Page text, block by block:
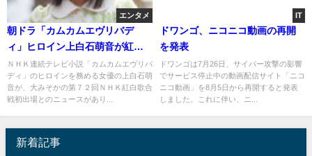
エンタメ
朝ドラ「カムカムエヴリバデ
ィ」ヒロイン上白石萌音が紅白
初切符www
ＮＨＫ連続テレビ小説「カムカムエヴリバ
ディ」のヒロインを務める女優の上白石萌
音が、大みそかの第７２回ＮＨＫ紅白歌合
戦初出場とのニュースがあり...
IT
ドワンゴ、ニコニコ動画の再開
を発表
ドワンゴは7月26日、サイバー攻撃の影響
でサービス停止中の動画配信サイト「ニコ
ニコ動画」を8月5日から再開すると発表
しました。これに伴い、ニ...
新着記事